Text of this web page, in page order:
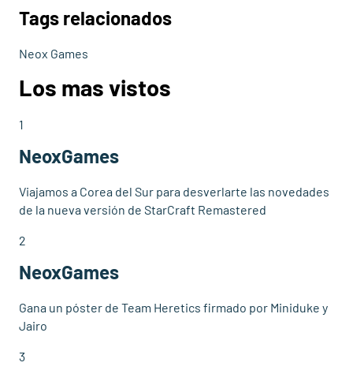
Tags relacionados
Neox Games
Los mas vistos
1
NeoxGames
Viajamos a Corea del Sur para desverlarte las novedades
de la nueva versión de StarCraft Remastered
2
NeoxGames
Gana un póster de Team Heretics firmado por Miniduke y
Jairo
3